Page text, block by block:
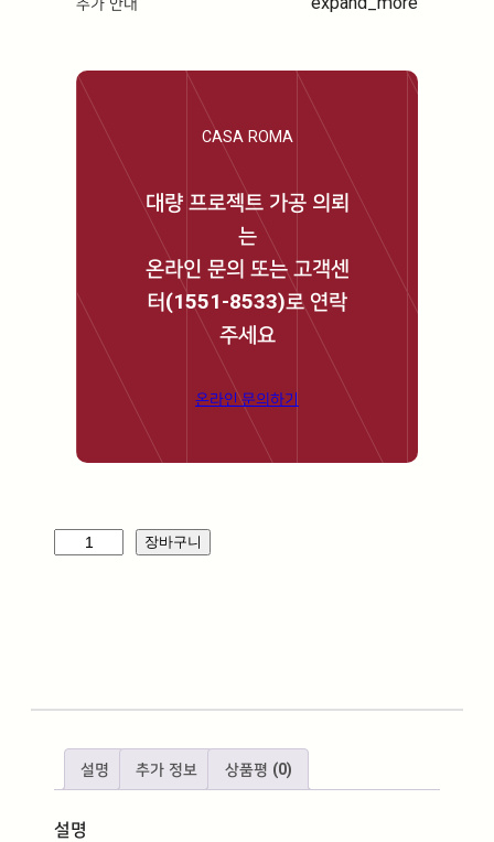
CASA ROMA
대량 프로젝트 가공 의뢰
는
온라인 문의 또는 고객센
터(1551-8533)로 연락
주세요
온라인 문의하기
)
장바구니
설명 추가 정보 상품평 (0)
설명